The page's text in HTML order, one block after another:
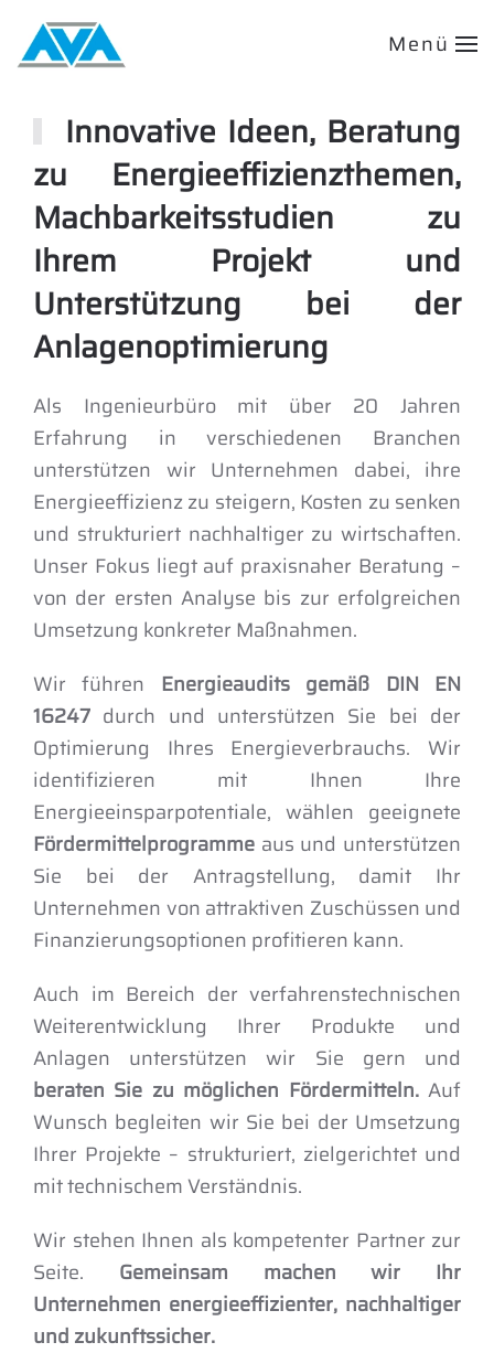
Menü
Innovative Ideen, Beratung
zu Energieeffizienzthemen,
Machbarkeitsstudien zu
Ihrem Projekt und
Unterstützung bei der
Anlagenoptimierung
Als Ingenieurbüro mit über 20 Jahren
Erfahrung in verschiedenen Branchen
unterstützen wir Unternehmen dabei, ihre
Energieeffizienz zu steigern, Kosten zu senken
und strukturiert nachhaltiger zu wirtschaften.
Unser Fokus liegt auf praxisnaher Beratung –
von der ersten Analyse bis zur erfolgreichen
Umsetzung konkreter Maßnahmen.
Wir führen Energieaudits gemäß DIN EN
16247 durch und unterstützen Sie bei der
Optimierung Ihres Energieverbrauchs. Wir
identifizieren mit Ihnen Ihre
Energieeinsparpotentiale, wählen geeignete
Fördermittelprogramme aus und unterstützen
Sie bei der Antragstellung, damit Ihr
Unternehmen von attraktiven Zuschüssen und
Finanzierungsoptionen profitieren kann.
Auch im Bereich der verfahrenstechnischen
Weiterentwicklung Ihrer Produkte und
Anlagen unterstützen wir Sie gern und
beraten Sie zu möglichen Fördermitteln. Auf
Wunsch begleiten wir Sie bei der Umsetzung
Ihrer Projekte – strukturiert, zielgerichtet und
mit technischem Verständnis.
Wir stehen Ihnen als kompetenter Partner zur
Seite. Gemeinsam machen wir Ihr
Unternehmen energieeffizienter, nachhaltiger
und zukunftssicher.